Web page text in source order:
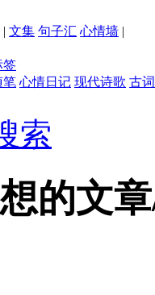
| 文集 句子汇 心情墙 |
签
笔 心情日记 现代诗歌 古
索
的文